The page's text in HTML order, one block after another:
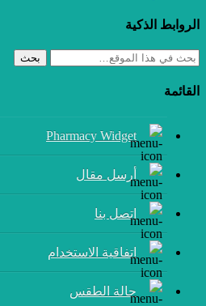
الروابط الذكية
بحث
القائمة
Pharmacy Widget
أرسل مقال
إتصل بنا
اتفاقية الاستخدام
حالة الطقس